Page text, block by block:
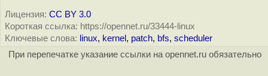
Лицензия: CC BY 3.0
Короткая ссылка: https://opennet.ru/33444-linux
Ключевые слова: linux, kernel , patch, bfs, scheduler
При перепечатке указание ссылки на opennet.ru обязательно